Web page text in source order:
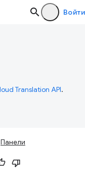
Войти
Translation API.
Панели